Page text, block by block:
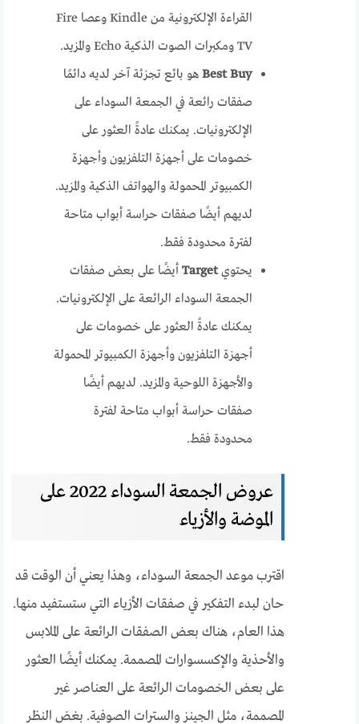
القراءة الإلكترونية من Kindle وعصا Fire
TV ومكبرات الصوت الذكية Echo والمزيد.
Best Buy هو بائع تجزئة آخر لديه دائمًا
صفقات رائعة في الجمعة السوداء على
الإلكترونيات. يمكنك عادةً العثور على
خصومات على أجهزة التلفزيون وأجهزة
الكمبيوتر المحمولة والهواتف الذكية والمزيد.
لديهم أيضًا صفقات حراسة أبواب متاحة
لفترة محدودة فقط.
يحتويTarget أيضًا على بعض صفقات
الجمعة السوداء الرائعة على الإلكترونيات.
يمكنك عادةً العثور على خصومات على
أجهزة التلفزيون وأجهزة الكمبيوتر المحمولة
والأجهزة اللوحية والمزيد. لديهم أيضًا
صفقات حراسة أبواب متاحة لفترة
محدودة فقط.
عروض الجمعة السوداء 2022 على
الموضة والأزياء
اقترب موعد الجمعة السوداء، وهذا يعني أن الوقت قد
حان لبدء التفكير في صفقات الأزياء التي ستستفيد منها.
هذا العام، هناك بعض الصفقات الرائعة على الملابس
والأحذية والإكسسوارات المصممة. يمكنك أيضًا العثور
على بعض الخصومات الرائعة على العناصر غير
المصممة، مثل الجينز والسترات الصوفية. بغض النظر